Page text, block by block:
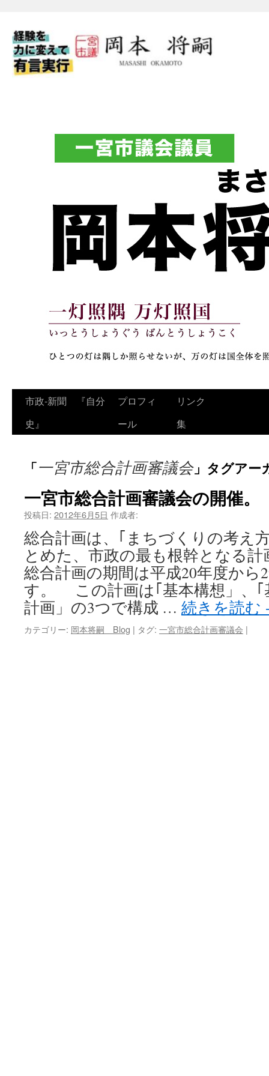
コ
へ
ス
ッ
プ
市政‐新聞 『自分
史』
プロフィ
ール
リンク
集
「一宮市総合計画審議会」タグアー
一宮市総合計画審議会の開催。
投稿日: 2012年6月5日 作成者:
総合計画は、｢まちづくりの考え
とめた、市政の最も根幹となる計
総合計画の期間は平成20年度から
す。 この計画は｢基本構想」、｢
計画」の3つで構成 … 続きを読む
カテゴリー: 岡本将嗣 Blog | タグ: 一宮市総合計画審議会 |